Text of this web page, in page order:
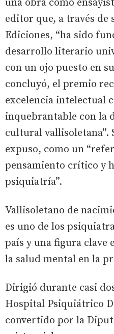
una obra como
editor que, a través de
Ediciones, “ha sido
desarrollo literario
con un ojo puesto en
concluyó, el premio
excelencia intelectual
inquebrantable con la
cultural vallisoletana”.
expuso, como un
pensamiento crítico y
psiquiatría”.
Vallisoletano de
es uno de los
país y una figura clave
la salud mental en la
Dirigió durante casi
Hospital Psiquiátrico
convertido por la